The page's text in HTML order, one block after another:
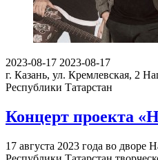
2023-08-17 2023-08-17
г. Казань, ул. Кремлевская, 2
Республики Татарстан
Концерт проекта
17 августа 2023 года во дворе